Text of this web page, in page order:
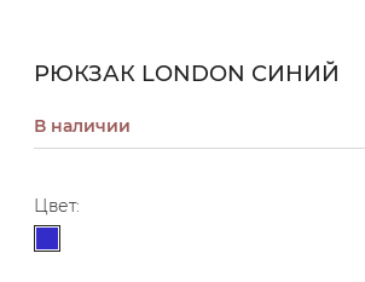
РЮКЗАК LONDON СИНИЙ
В наличии
Цвет: